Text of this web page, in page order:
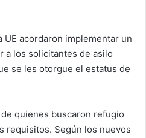
acordaron implementar un
a los solicitantes de asilo
se les otorgue el estatus de
quienes buscaron refugio
requisitos. Según los nuevos